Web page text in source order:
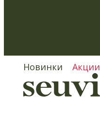
Новинки Акции